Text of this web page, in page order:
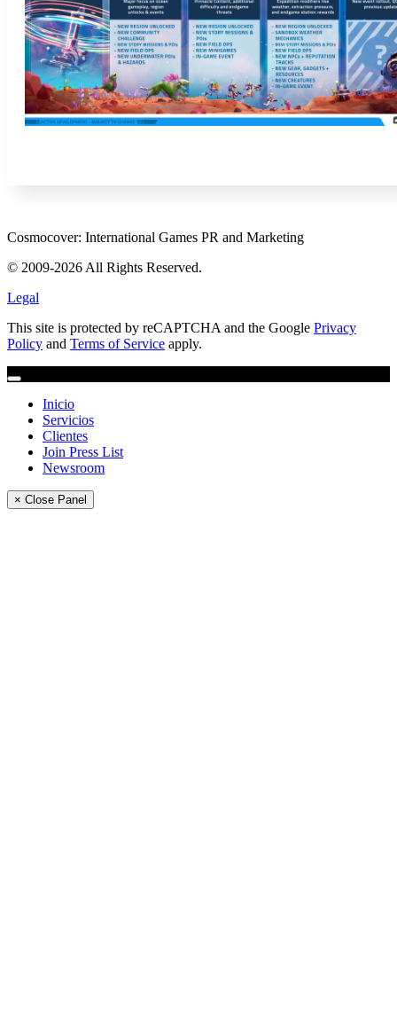
Cosmocover: International Games PR and Marketing
© 2009-2026 All Rights Reserved.
Legal
This site is protected by reCAPTCHA and the Google Privacy
Policy and Terms of Service apply.
Inicio
Servicios
Clientes
Join Press List
Newsroom
× Close Panel